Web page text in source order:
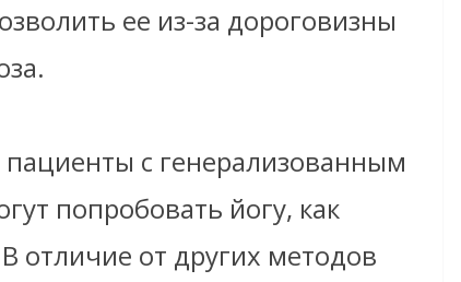
ее из-за дороговизны
с генерализованным
попробовать йогу, как
отличие от других методов